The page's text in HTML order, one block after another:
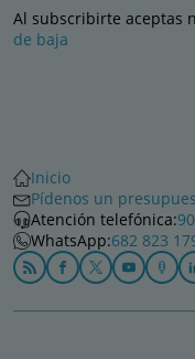
Al subscribirte aceptas
de baja
Inicio
Pídenos un
Atención telefónica:
WhatsApp:682 823